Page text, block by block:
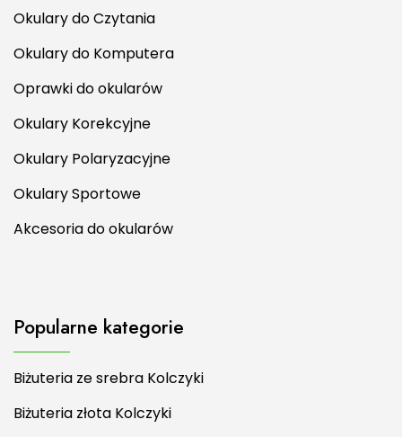
Okulary do Czytania
Okulary do Komputera
Oprawki do okularów
Okulary Korekcyjne
Okulary Polaryzacyjne
Okulary Sportowe
Akcesoria do okularów
Popularne kategorie
Biżuteria ze srebra Kolczyki
Biżuteria złota Kolczyki